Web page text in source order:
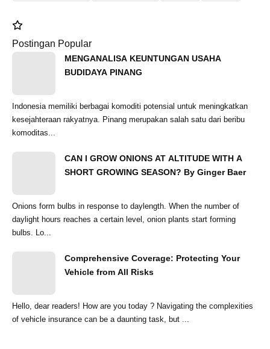
Postingan Popular
MENGANALISA KEUNTUNGAN USAHA
BUDIDAYA PINANG
Indonesia memiliki berbagai komoditi potensial untuk meningkatkan
kesejahteraan rakyatnya. Pinang merupakan salah satu dari beribu
komoditas...
CAN I GROW ONIONS AT ALTITUDE WITH A
SHORT GROWING SEASON? By Ginger Baer
Onions form bulbs in response to daylength. When the number of
daylight hours reaches a certain level, onion plants start forming
bulbs. Lo...
Comprehensive Coverage: Protecting Your
Vehicle from All Risks
Hello, dear readers! How are you today ? Navigating the complexities
of vehicle insurance can be a daunting task, but ...